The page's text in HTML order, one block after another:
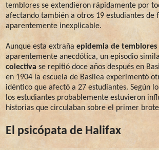
temblores se extendieron rápidamente por
afectando también a otros 19 estudiantes de
aparentemente inexplicable.
Aunque esta extraña epidemia de temblores
aparentemente anecdótica, un episodio
colectiva se repitió doce años después en
en 1904 la escuela de Basilea experimentó
idéntico que afectó a 27 estudiantes. Según
los estudiantes probablemente estuvieron
historias que circulaban sobre el primer
El psicópata de Halifax